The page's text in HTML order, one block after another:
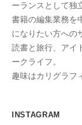
ーランスとして独
書籍の編集業務を
になりたい方への
読書と旅行、アイ
ークライフ。
趣味はカリグラフ
INSTAGRAM